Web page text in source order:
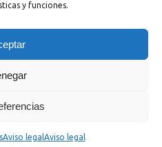
y funciones.
Aviso legalAviso legal